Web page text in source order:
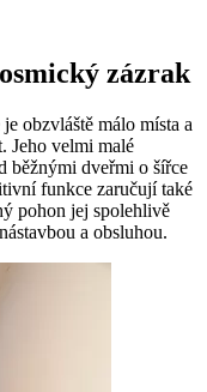
zázrak
obzvláště málo místa a
Jeho velmi malé
běžnými dveřmi o šířce
funkce zaručují také
pohon jej spolehlivě
a obsluhou.